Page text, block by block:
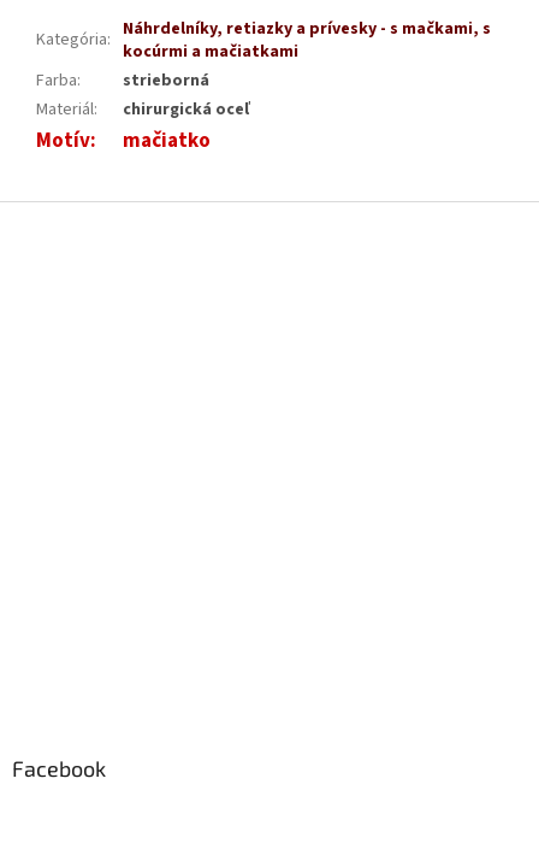
Kategória: Náhrdelníky, retiazky a prívesky - s mačkami, s
kocúrmi a mačiatkami
Farba:
strieborná
Materiál: chirurgická oceľ
Motív: mačiatko
Facebook